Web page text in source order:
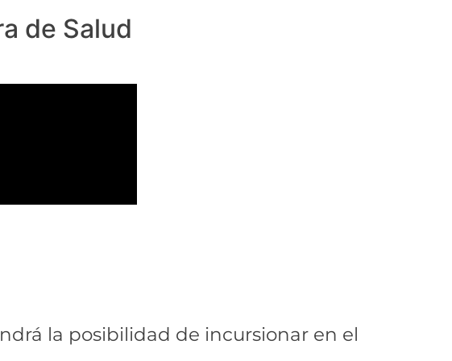
de Salud
la posibilidad de incursionar en el